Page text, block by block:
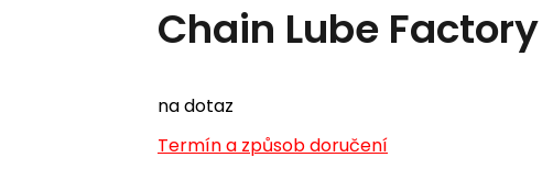
Chain Lube
na dotaz
Termín a způsob doručení